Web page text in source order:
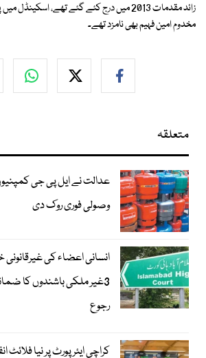
زائد مقدمات 2013 میں درج کئے گئے تھے،
مخدوم امین فہیم بھی نامزد تھے۔
متعلقہ
عدالت نے ایل پی جی
وصولی فوری روک دی
انسانی اعضاء کی غیرقانونی
3غیر ملکی باشندوں کا
رجوع
کراچی ایئرپورٹ پر نیا